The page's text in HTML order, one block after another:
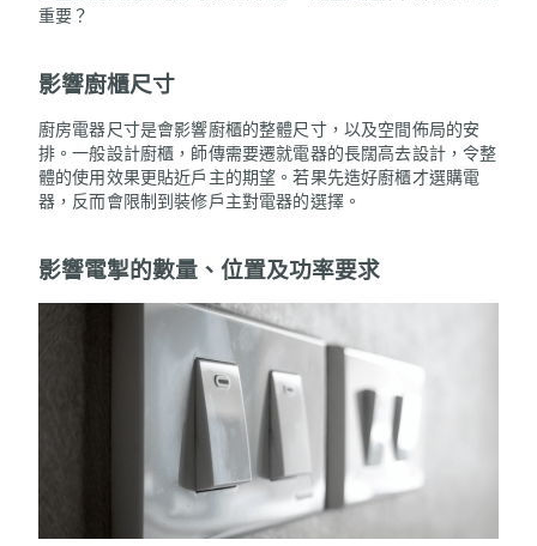
重要？
影響廚櫃尺寸
廚房電器尺寸是會影響廚櫃的整體尺寸，以及空間佈局的安
排。一般設計廚櫃，師傳需要遷就電器的長闊高去設計，令整
體的使用效果更貼近戶主的期望。若果先造好廚櫃才選購電
器，反而會限制到裝修戶主對電器的選擇。
影響電掣的數量、位置及功率要求